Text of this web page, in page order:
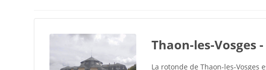
Thaon-les-Vosges
La rotonde de Thaon-les-